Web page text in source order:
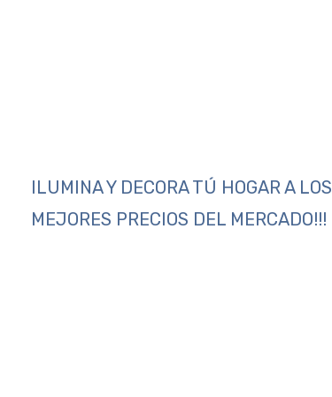
ILUMINA Y DECORA TÚ HOGAR A LOS
MEJORES PRECIOS DEL MERCADO!!!